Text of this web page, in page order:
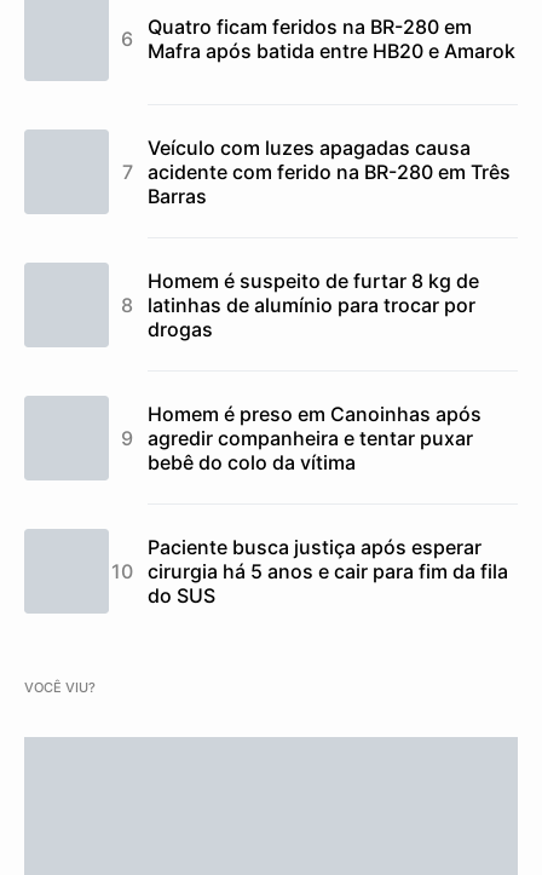
Quatro ficam feridos na BR-280 em
Mafra após batida entre HB20 e Amarok
Veículo com luzes apagadas causa
acidente com ferido na BR-280 em Três
Barras
Homem é suspeito de furtar 8 kg de
latinhas de alumínio para trocar por
drogas
Homem é preso em Canoinhas após
agredir companheira e tentar puxar
bebê do colo da vítima
Paciente busca justiça após esperar
cirurgia há 5 anos e cair para fim da fila
do SUS
VOCÊ VIU?